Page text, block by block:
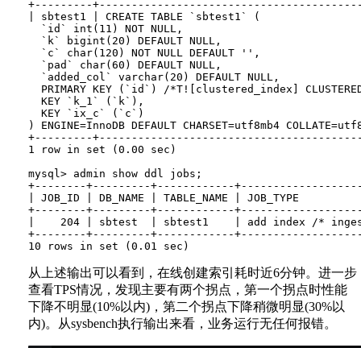
+---------
| sbtest1 | CREATE TABLE `sbtest1` (
  `id` int(11) NOT NULL,
  `k` bigint(20) DEFAULT NULL,
  `c` char(120) NOT NULL DEFAULT '',
  `pad` char(60) DEFAULT NULL,
  `added_col` varchar(20) DEFAULT NULL,
PRIMARY KEY (`id`) /*T![clustered_index]
  KEY `k_1` (`k`),
  KEY `ix_c` (`c`)
) ENGINE=InnoDB DEFAULT CHARSET=utf8mb4
+---------
1 row in set (0.00 sec)
mysql> admin show ddl jobs;
+--------+---------+------------
| JOB_ID | DB_NAME | TABLE_NAME | JOB_TYPE
+--------+---------+------------
|    204 | sbtest  | sbtest1    | add index /*
+--------+---------+------------
从上述输出可以看到，在线创建索引耗时近6分钟。进一步
查看TPS情况，发现主要有两个拐点，第一个拐点时性能
下降不明显(10%以内)，第二个拐点下降稍微明显(30%以
内)。从sysbench执行输出来看，业务运行无任何报错。